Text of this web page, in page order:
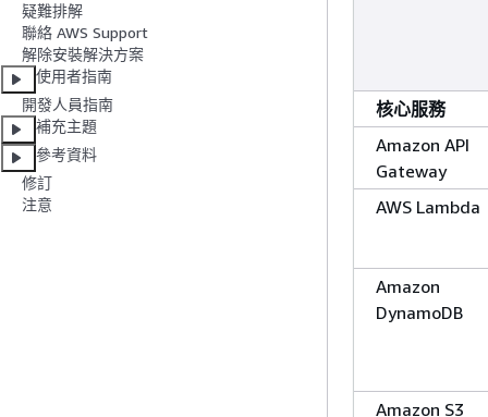
疑難排解
聯絡 ​AWS Support
解除安裝解決方案
使用者指南
開發人員指南
補充主題
參考資料
修訂
注意
核心服務
Amazon API
Gateway
AWS Lambda
Amazon
DynamoDB
Amazon S3